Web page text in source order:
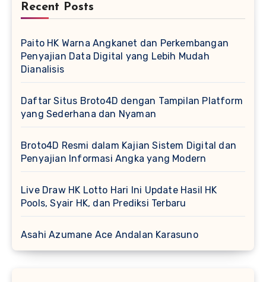
Recent Posts
Paito HK Warna Angkanet dan Perkembangan
Penyajian Data Digital yang Lebih Mudah
Dianalisis
Daftar Situs Broto4D dengan Tampilan Platform
yang Sederhana dan Nyaman
Broto4D Resmi dalam Kajian Sistem Digital dan
Penyajian Informasi Angka yang Modern
Live Draw HK Lotto Hari Ini Update Hasil HK
Pools, Syair HK, dan Prediksi Terbaru
Asahi Azumane Ace Andalan Karasuno